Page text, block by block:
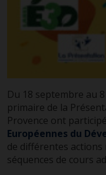
Du 18 septembre au
primaire de la
Provence ont
Européennes du
de différentes actions
séquences de cours